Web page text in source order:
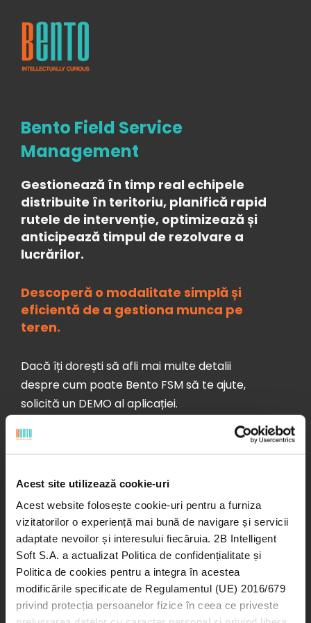
Acest site utilizează cookie-uri
Acest website folosește cookie-uri pentru a furniza
vizitatorilor o experiență mai bună de navigare și servicii
adaptate nevoilor și interesului fiecăruia. 2B Intelligent
Soft S.A. a actualizat Politica de confidențialitate și
Politica de cookies pentru a integra în acestea
modificările specificate de Regulamentul (UE) 2016/679
privind protecția persoanelor fizice în ceea ce privește
Demo
Field
Service
Management
Bento Field Service
Management
Gestionează în timp real echipele
distribuite în teritoriu, planifică rapid
rutele de intervenție, optimizează și
anticipează timpul de rezolvare a
lucrărilor.
Descoperă o modalitate simplă și
eficientă de a gestiona munca pe
teren.
Dacă îți dorești să afli mai multe detalii
despre cum poate Bento FSM să te ajute,
solicită un DEMO al aplicației.
Cea mai bună modalitate pentru a te
convinge este să îl vezi în acțiune!
în cel mai scurt timp către tine cu toate
detaliile de care ai nevoie pentru a-ți
eficientiza operațiunile echipelor din teren.
Nume*